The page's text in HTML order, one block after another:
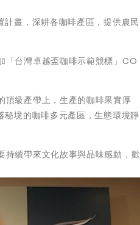
畫，深耕各咖啡產區，提供農民
「台灣卓越盃咖啡示範競標」CO
頂級產帶上，生產的咖啡果實厚
境的咖啡多元產區，生態環境靜
持續帶來文化故事與品味感動，歡